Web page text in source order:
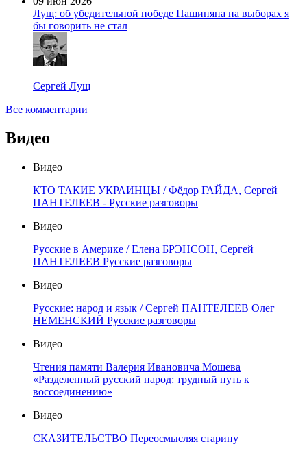
Лущ: об убедительной победе Пашиняна на выборах я
бы говорить не стал
Сергей Лущ
Все комментарии
Видео
Видео
КТО ТАКИЕ УКРАИНЦЫ / Фёдор ГАЙДА, Сергей
ПАНТЕЛЕЕВ - Русские разговоры
Видео
Русские в Америке / Елена БРЭНСОН, Сергей
ПАНТЕЛЕЕВ Русские разговоры
Видео
Русские: народ и язык / Сергей ПАНТЕЛЕЕВ Олег
НЕМЕНСКИЙ Русские разговоры
Видео
Чтения памяти Валерия Ивановича Мошева
«Разделенный русский народ: трудный путь к
воссоединению»
Видео
СКАЗИТЕЛЬСТВО Переосмысляя старину